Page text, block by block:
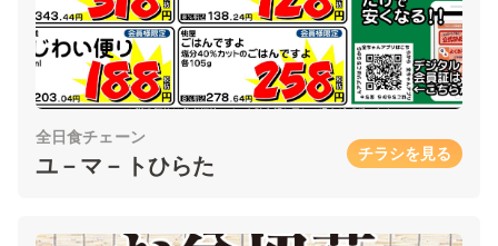
全日食チェーン
ユ－マ－トひらた チラシを見る